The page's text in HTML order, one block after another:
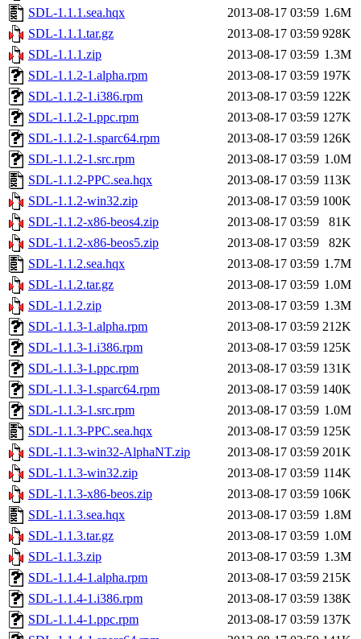
SDL-1.1.1.sea.hqx
2013-08-17 03:59 1.6M
SDL-1.1.1.tar.gz
2013-08-17 03:59 928K
SDL-1.1.1.zip
2013-08-17 03:59 1.3M
SDL-1.1.2-1.alpha.rpm
2013-08-17 03:59 197K
SDL-1.1.2-1.i386.rpm
2013-08-17 03:59 122K
SDL-1.1.2-1.ppc.rpm
2013-08-17 03:59 127K
SDL-1.1.2-1.sparc64.rpm
2013-08-17 03:59 126K
SDL-1.1.2-1.src.rpm
2013-08-17 03:59 1.0M
SDL-1.1.2-PPC.sea.hqx
2013-08-17 03:59 113K
SDL-1.1.2-win32.zip
2013-08-17 03:59 100K
SDL-1.1.2-x86-beos4.zip
2013-08-17 03:59
81K
SDL-1.1.2-x86-beos5.zip
2013-08-17 03:59
82K
SDL-1.1.2.sea.hqx
2013-08-17 03:59 1.7M
SDL-1.1.2.tar.gz
2013-08-17 03:59 1.0M
SDL-1.1.2.zip
2013-08-17 03:59 1.3M
SDL-1.1.3-1.alpha.rpm
2013-08-17 03:59 212K
SDL-1.1.3-1.i386.rpm
2013-08-17 03:59 125K
SDL-1.1.3-1.ppc.rpm
2013-08-17 03:59 131K
SDL-1.1.3-1.sparc64.rpm
2013-08-17 03:59 140K
SDL-1.1.3-1.src.rpm
2013-08-17 03:59 1.0M
SDL-1.1.3-PPC.sea.hqx
2013-08-17 03:59 125K
SDL-1.1.3-win32-AlphaNT.zip
2013-08-17 03:59 201K
SDL-1.1.3-win32.zip
2013-08-17 03:59 114K
SDL-1.1.3-x86-beos.zip
2013-08-17 03:59 106K
SDL-1.1.3.sea.hqx
2013-08-17 03:59 1.8M
SDL-1.1.3.tar.gz
2013-08-17 03:59 1.0M
SDL-1.1.3.zip
2013-08-17 03:59 1.3M
SDL-1.1.4-1.alpha.rpm
2013-08-17 03:59 215K
SDL-1.1.4-1.i386.rpm
2013-08-17 03:59 138K
SDL-1.1.4-1.ppc.rpm
2013-08-17 03:59 137K